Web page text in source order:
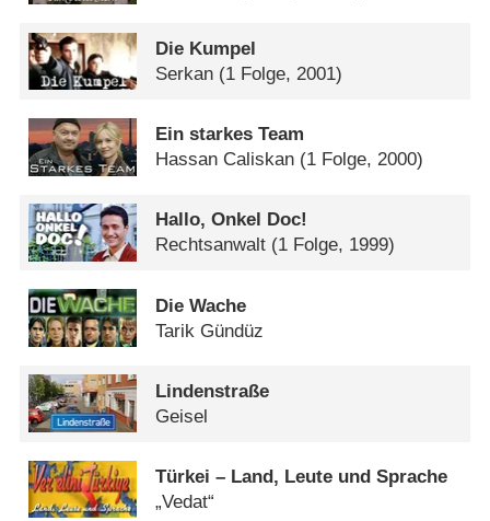
Die Kumpel
Serkan (1 Folge, 2001)
Ein starkes Team
Hassan Caliskan (1 Folge, 2000)
Hallo, Onkel Doc!
Rechtsanwalt (1 Folge, 1999)
Die Wache
Tarik Gündüz
Lindenstraße
Geisel
Türkei – Land, Leute und Sprache
„Vedat“